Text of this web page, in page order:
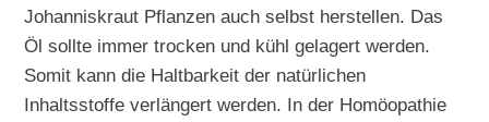
Johanniskraut Pflanzen auch selbst herstellen. Das
Öl sollte immer trocken und kühl gelagert werden.
Somit kann die Haltbarkeit der natürlichen
Inhaltsstoffe verlängert werden. In der Homöopathie